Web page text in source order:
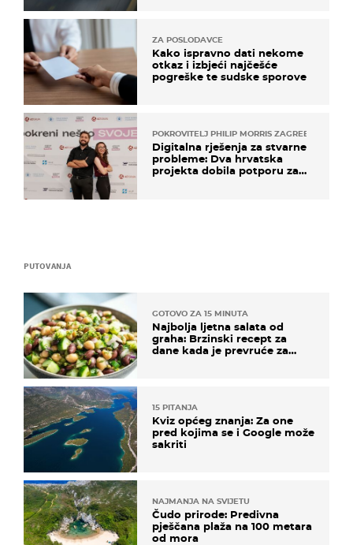
PUTOVANJA
GOTOVO ZA 15 MINUTA
Najbolja ljetna salata od
graha: Brzinski recept za
dane kada je prevruće za
15 PITANJA
Kviz općeg znanja: Za one
pred kojima se i Google može
sakriti
NAJMANJA NA SVIJETU
Čudo prirode: Predivna
pješčana plaža na 100 metara
od mora
ZA POSLODAVCE
Kako ispravno dati nekome
otkaz i izbjeći najčešće
pogreške te sudske sporove
POKROVITELJ PHILIP MORRIS ZAGREB
Digitalna rješenja za stvarne
probleme: Dva hrvatska
projekta dobila potporu za